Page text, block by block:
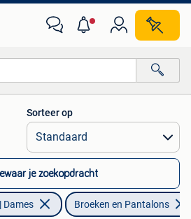
afstanden…
Sorteer op
je zoekopdracht
Dames Broeken en Pantalons